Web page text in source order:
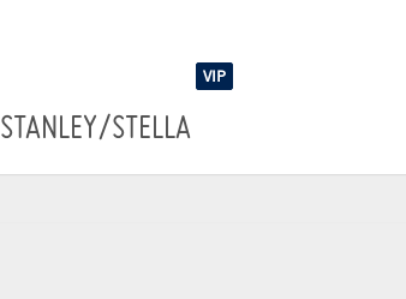
VIP
STANLEY/STELLA